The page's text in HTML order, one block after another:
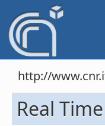
http://
Real